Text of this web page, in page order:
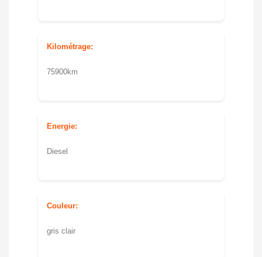
Kilométrage:
75900km
Energie:
Diesel
Couleur:
gris clair